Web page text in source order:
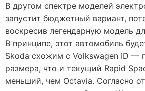
В другом спектре моделей
запустит бюджетный вариант,
воскресив легендарную модель
В принципе, этот автомобиль
Skoda схожим с Volkswagen ID —
размера, что и текущий Rapid
меньший, чем Octavia. Согласно